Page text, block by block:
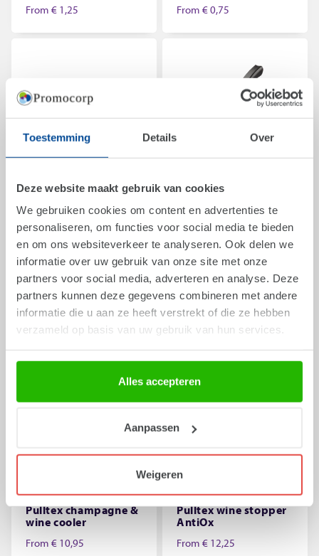
Toestemming Details Over
Deze website maakt gebruik van cookies
We gebruiken cookies om content en advertenties te
personaliseren, om functies voor social media te bieden
en om ons websiteverkeer te analyseren. Ook delen we
informatie over uw gebruik van onze site met onze
partners voor social media, adverteren en analyse. Deze
partners kunnen deze gegevens combineren met andere
informatie die u aan ze heeft verstrekt of die ze hebben
verzameld op basis van uw gebruik van hun services.
Alles accepteren
Aanpassen
Weigeren
From € 1,25 From € 0,75
Art.8058
Carton box for
Pulltap's full colour
From€ 0,65
Art.8060
Pulltap's hybrid -the
black edition-
From€ 6,00
Art.8054
Pulltex champagne &
wine cooler
From € 10,95
Art.8053
Pulltex wine stopper
AntiOx
From € 12,25